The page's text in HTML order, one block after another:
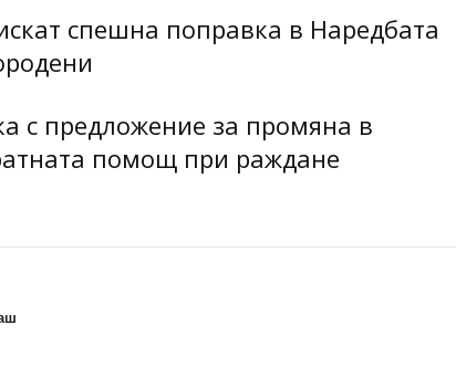
спешна поправка в Наредбата
с предложение за промяна в
помощ при раждане